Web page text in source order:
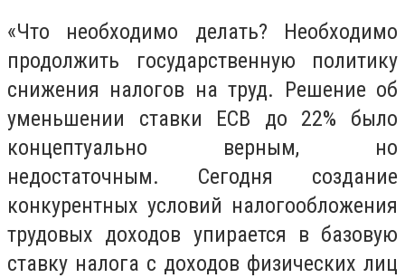
«Что необходимо делать? Необходимо
продолжить государственную политику
снижения налогов на труд. Решение об
уменьшении ставки ЕСВ до 22% было
концептуально верным, но
недостаточным. Сегодня создание
конкурентных условий налогообложения
трудовых доходов упирается в базовую
ставку налога с доходов физических лиц